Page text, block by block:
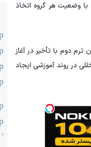
با وضعیت هر گروه اتخاذ
دوم با تأخیر در آغاز
در روند آموزشی ایجاد